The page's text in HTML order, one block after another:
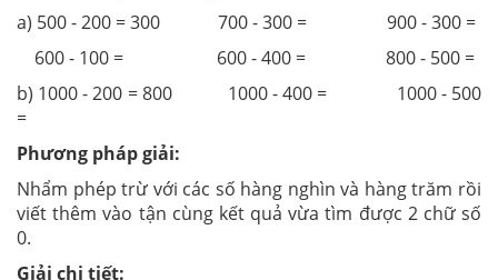
a) 500 - 200 = 300 700 - 300 = 900 - 300 =
600 - 100 = 600 - 400 = 800 - 500 =
b) 1000 - 200 = 800 1000 - 400 = 1000 - 500
=
Phương pháp giải:
Nhẩm phép trừ với các số hàng nghìn và hàng trăm rồi
viết thêm vào tận cùng kết quả vừa tìm được 2 chữ số
0.
Giải chi tiết: